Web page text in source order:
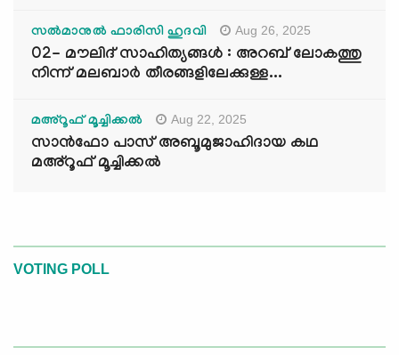
സൽമാനുൽ ഫാരിസി ഹുദവി Aug 26, 2025
02- മൗലിദ് സാഹിത്യങ്ങൾ : അറബ് ലോകത്തു
നിന്ന് മലബാർ തീരങ്ങളിലേക്കുള്ള...
മഅ്റൂഫ് മൂച്ചിക്കല്‍ Aug 22, 2025
സാൻഫോ പാസ് അബൂമുജാഹിദായ കഥ
മഅ്റൂഫ് മൂച്ചിക്കല്‍
VOTING POLL